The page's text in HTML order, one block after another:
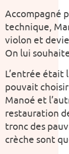
Accompagné
technique,
violon et
On lui
L’entrée était
pouvait
Manoé et
restauration
tronc des
crèche sont